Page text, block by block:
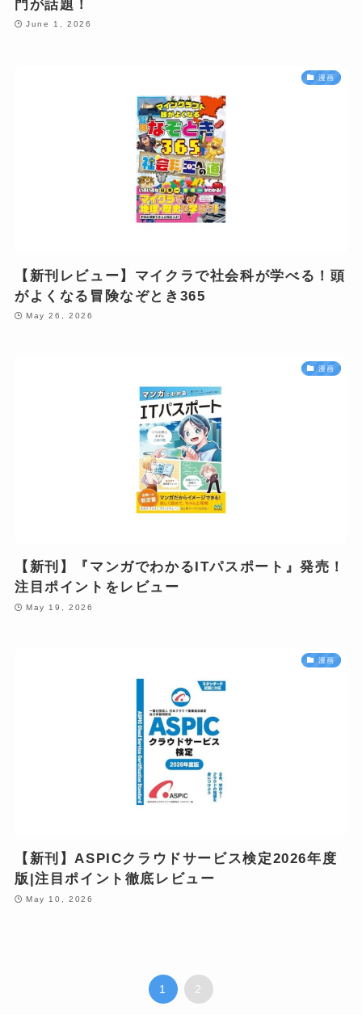
門が話題！
June 1, 2026
漫画
【新刊レビュー】マイクラで社会科が学べる！頭
がよくなる冒険なぞとき365
May 26, 2026
漫画
【新刊】『マンガでわかるITパスポート』発売！
注目ポイントをレビュー
May 19, 2026
漫画
【新刊】ASPICクラウドサービス検定2026年度
版|注目ポイント徹底レビュー
May 10, 2026
1 2